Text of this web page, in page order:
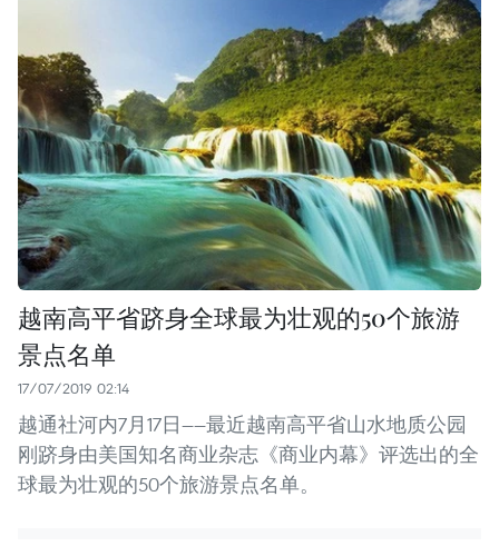
越南高平省跻身全球最为壮观的50个旅游
景点名单
17/07/2019 02:14
越通社河内7月17日——最近越南高平省山水地质公园
刚跻身由美国知名商业杂志《商业内幕》评选出的全
球最为壮观的50个旅游景点名单。